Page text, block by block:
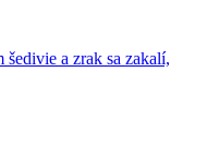
a zrak sa zakalí,